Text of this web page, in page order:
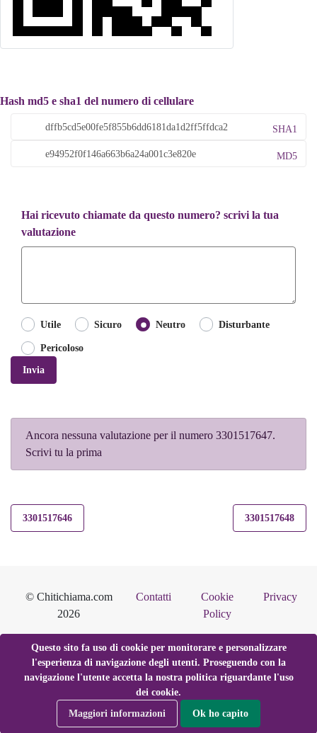
Hash md5 e sha1 del numero di cellulare
SHA1
MD5
Hai ricevuto chiamate da questo numero? scrivi la tua
valutazione
Utile Sicuro Neutro Disturbante
Pericoloso
Invia
Ancora nessuna valutazione per il numero 3301517647.
Scrivi tu la prima
3301517646 3301517648
© Chitichiama.com
2026
Contatti
Cookie
Policy
Privacy
Questo sito fa uso di cookie per monitorare e personalizzare
l'esperienza di navigazione degli utenti. Proseguendo con la
navigazione l'utente accetta la nostra politica riguardante l'uso
dei cookie.
Maggiori informazioni
Ok ho capito